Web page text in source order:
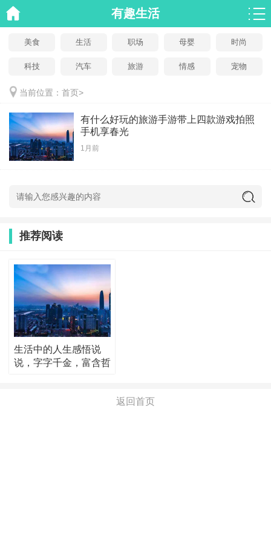
有趣生活
美食 生活 职场 母婴 时尚
科技 汽车 旅游 情感 宠物
当前位置： 首页>
有什么好玩的旅游手游带上四款游戏拍照
手机享春光
1月前
推荐阅读
生活中的人生感悟说
说，字字千金，富含哲
返回首页